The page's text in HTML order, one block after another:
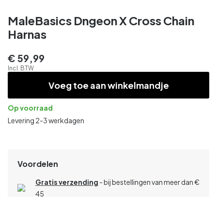
MaleBasics Dngeon X Cross Chain
Harnas
€ 59,99
Incl. BTW
Voeg toe aan winkelmandje
Op voorraad
Levering 2-3 werkdagen
Voordelen
Gratis verzending - bij bestellingen van meer dan €
45